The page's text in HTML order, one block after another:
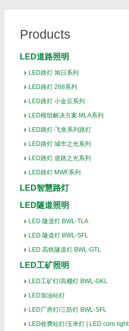
Products
LED道路照明
LED路灯 旭日系列
LED路灯 268系列
LED路灯 小金豆系列
LED模组解决方案 MLA系列
LED路灯-飞鱼系列路灯
LED路灯 城市之光系列
LED路灯 道路之光系列
LED路灯 MWF系列
LED智慧路灯
LED隧道照明
LED 隧道灯 BWL-TLA
LED 隧道灯 BWL-SFL
LED 高铁隧道灯 BWL-GTL
LED工矿照明
LED工矿灯/高棚灯 BWL-GKL
LED加油站灯
LED厂房灯/三防灯 BWL-SFL
LED收费站灯/玉米灯 | LED corn light